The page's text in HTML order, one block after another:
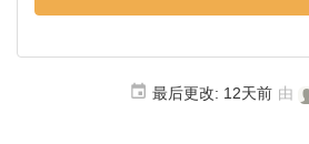
最后更改: 12天前 由